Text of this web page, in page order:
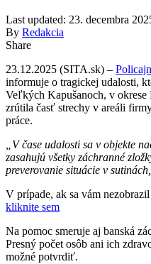
Last updated: 23. decembra
By Redakcia
Share
23.12.2025 (SITA.sk) –
informuje o tragickej udalosti,
Veľkých Kapušanoch, v
zrútila časť strechy v areáli
práce.
„V čase udalosti sa v objekte
zasahujú všetky záchranné
preverovanie situácie v
V prípade, ak sa vám
kliknite sem
Na pomoc smeruje aj banská
Presný počet osôb ani ich
možné potvrdiť.